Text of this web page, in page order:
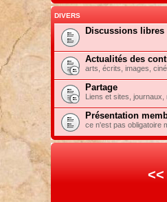
DIVERS
Discussions libres
Actualités des
arts, écrits, images,
Partage
Liens et sites,
Présentation
ce n'est pas obligatoire
<<